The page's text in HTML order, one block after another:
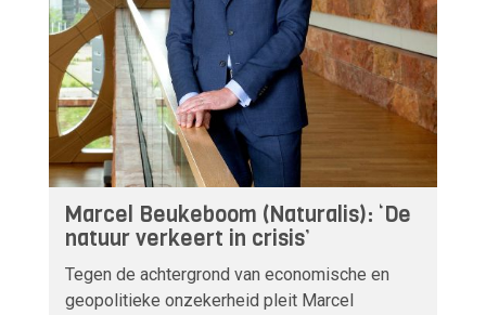
Marcel Beukeboom (Naturalis): ‘De
natuur verkeert in crisis’
Tegen de achtergrond van economische en
geopolitieke onzekerheid pleit Marcel